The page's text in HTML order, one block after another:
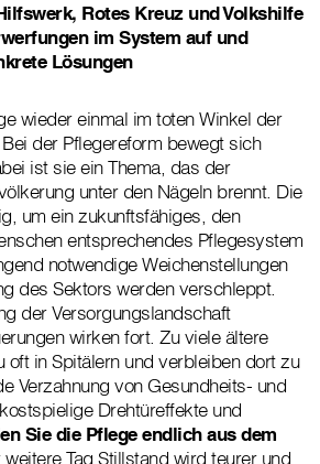
Rotes Kreuz und Volkshilfe
im System auf und
Lösungen
wieder einmal im toten Winkel der
der Pflegereform bewegt sich
ist sie ein Thema, das der
unter den Nägeln brennt. Die
um ein zukunftsfähiges, den
entsprechendes Pflegesystem
notwendige Weichenstellungen
des Sektors werden verschleppt.
der Versorgungslandschaft
wirken fort. Zu viele ältere
oft in Spitälern und verbleiben dort zu
Verzahnung von Gesundheits- und
Drehtüreffekte und
Sie die Pflege endlich aus dem
Tag Stillstand wird teurer und